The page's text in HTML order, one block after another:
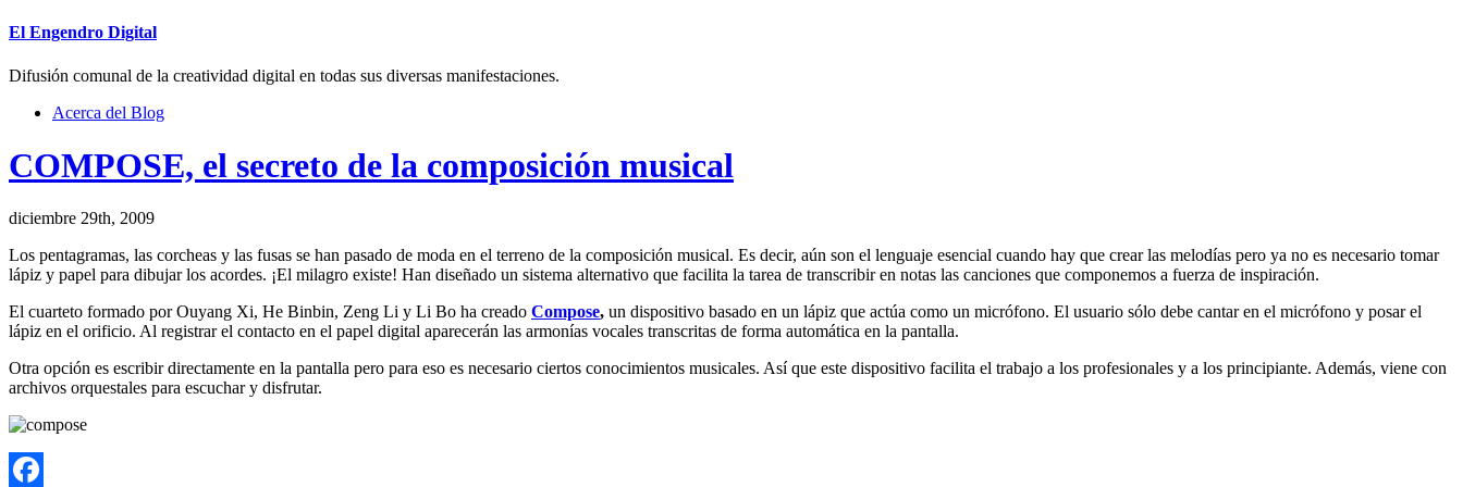
El Engendro Digital
Difusión comunal de la creatividad digital en todas sus diversas manifestaciones.
Acerca del Blog
COMPOSE, el secreto de la composición musical
diciembre 29th, 2009
Los pentagramas, las corcheas y las fusas se han pasado de moda en el terreno de la composición musical. Es decir, aún son el lenguaje esencial cuando hay que crear las melodías pero ya no es necesario tomar
lápiz y papel para dibujar los acordes. ¡El milagro existe! Han diseñado un sistema alternativo que facilita la tarea de transcribir en notas las canciones que componemos a fuerza de inspiración.
El cuarteto formado por Ouyang Xi, He Binbin, Zeng Li y Li Bo ha creado Compose, un dispositivo basado en un lápiz que actúa como un micrófono. El usuario sólo debe cantar en el micrófono y posar el
lápiz en el orificio. Al registrar el contacto en el papel digital aparecerán las armonías vocales transcritas de forma automática en la pantalla.
Otra opción es escribir directamente en la pantalla pero para eso es necesario ciertos conocimientos musicales. Así que este dispositivo facilita el trabajo a los profesionales y a los principiante. Además, viene con
archivos orquestales para escuchar y disfrutar.